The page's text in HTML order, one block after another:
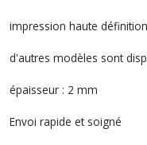
impression haute
d'autres modèles sont
épaisseur : 2 mm
Envoi rapide et soigné